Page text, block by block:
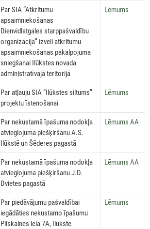
Par SIA “Atkritumu
apsaimniekošanas
Dienvidlatgales starppašvaldību
organizācija” izvēli atkritumu
apsaimniekošanas pakalpojuma
sniegšanai Ilūkstes novada
administratīvajā teritorijā
Lēmums
Par atļauju SIA “Ilūkstes siltums”
projektu īstenošanai
Lēmums
Par nekustamā īpašuma nodokļa
atvieglojuma piešķiršanu A.S.
Ilūkstē un Šēderes pagastā
Lēmums AA
Par nekustamā īpašuma nodokļa
atvieglojuma piešķiršanu J.D.
Dvietes pagastā
Lēmums AA
Par piedāvājumu pašvaldībai
iegādāties nekustamo īpašumu
Pilskalnes ielā 7A, Ilūkstē
Lēmums